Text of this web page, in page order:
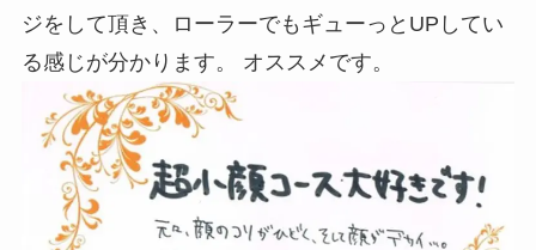
ジをして頂き、ローラーでもギューっとUPしてい
る感じが分かります。 オススメです。